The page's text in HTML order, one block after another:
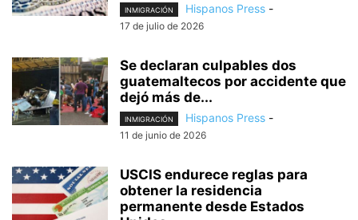
INMIGRACIÓN Hispanos Press -
17 de julio de 2026
Se declaran culpables dos
guatemaltecos por accidente que
dejó más de...
INMIGRACIÓN Hispanos Press -
11 de junio de 2026
USCIS endurece reglas para
obtener la residencia
permanente desde Estados